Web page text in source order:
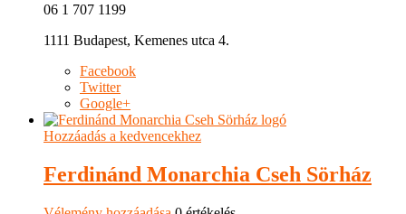
06 1 707 1199
1111 Budapest, Kemenes utca 4.
Facebook
Twitter
Google+
Hozzáadás a kedvencekhez
Ferdinánd Monarchia Cseh Sörház